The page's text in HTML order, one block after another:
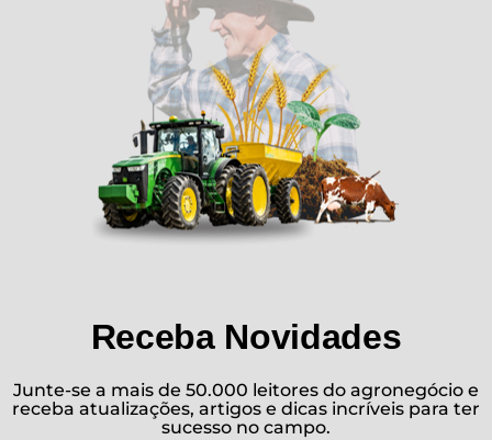
Receba Novidades
Junte-se a mais de 50.000 leitores do agronegócio e
receba atualizações, artigos e dicas incríveis para ter
sucesso no campo.